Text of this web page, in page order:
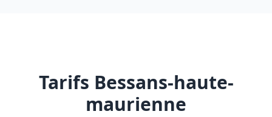
Tarifs Bessans-haute-
maurienne